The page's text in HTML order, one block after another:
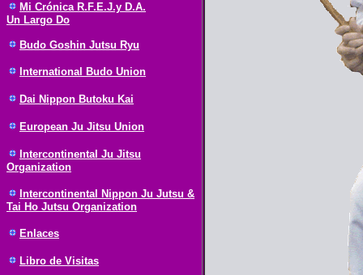
Mi Crónica R.F.E.J.y D.A.
Un Largo Do
Budo Goshin Jutsu Ryu
International Budo Union
Dai Nippon Butoku Kai
European Ju Jitsu Union
Intercontinental Ju Jitsu
Organization
Intercontinental Nippon Ju Jutsu &
Tai Ho Jutsu Organization
Enlaces
Libro de Visitas